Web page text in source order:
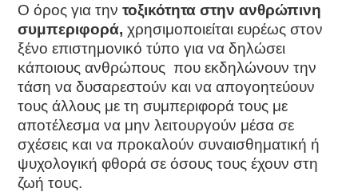
Ο όρος για την τοξικότητα στην ανθρώπινη
συμπεριφορά, χρησιμοποιείται ευρέως στον
ξένο επιστημονικό τύπο για να δηλώσει
κάποιους ανθρώπους που εκδηλώνουν την
τάση να δυσαρεστούν και να απογοητεύουν
τους άλλους με τη συμπεριφορά τους με
αποτέλεσμα να μην λειτουργούν μέσα σε
σχέσεις και να προκαλούν συναισθηματική ή
ψυχολογική φθορά σε όσους τους έχουν στη
ζωή τους.